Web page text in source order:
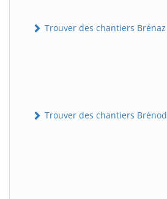
Trouver des chantiers Brénaz
Trouver des chantiers Brénod